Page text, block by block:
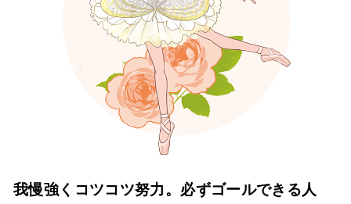
我慢強くコツコツ努力。必ずゴールできる人